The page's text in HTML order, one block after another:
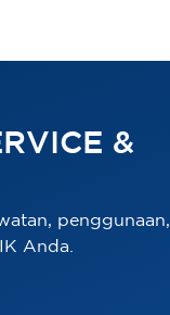
&
penggunaan,
Anda.